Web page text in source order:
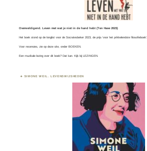
Overweldigend. Leven met wat je niet in de hand hebt (Ten Have 2023)
Het boek stond op de longlist voor deSocratesbeker 2023, de prijs ‘voor het prikkelendste filosofieboek’.
Voor recensies, zie op deze site, onderBOEKEN
Een muzikale lezing over dit boek? Dat kan. Kijk bijLEZINGEN.
SIMONE WEIL. LEVENSWIJSHEDEN